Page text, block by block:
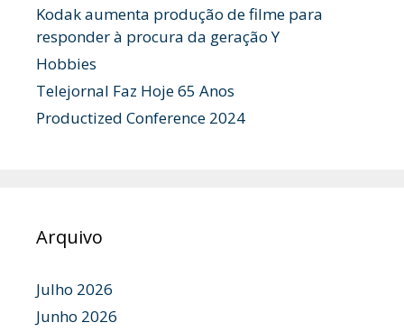
Kodak aumenta produção de filme para
responder à procura da geração Y
Hobbies
Telejornal Faz Hoje 65 Anos
Productized Conference 2024
Arquivo
Julho 2026
Junho 2026